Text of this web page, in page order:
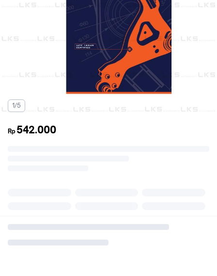
1/5
Rp 542.000